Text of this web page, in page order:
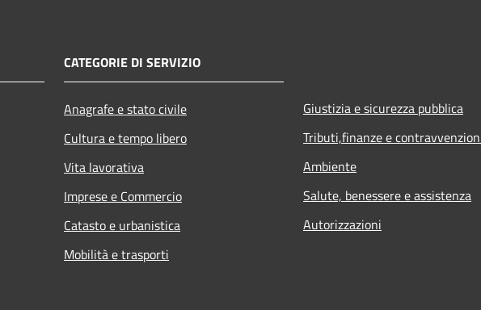
CATEGORIE DI SERVIZIO
Anagrafe e stato civile
Cultura e tempo libero
Vita lavorativa
Imprese e Commercio
Catasto e urbanistica
Mobilità e trasporti
Giustizia e sicurezza pubblica
Tributi,finanze e
Ambiente
Salute, benessere e assistenza
Autorizzazioni